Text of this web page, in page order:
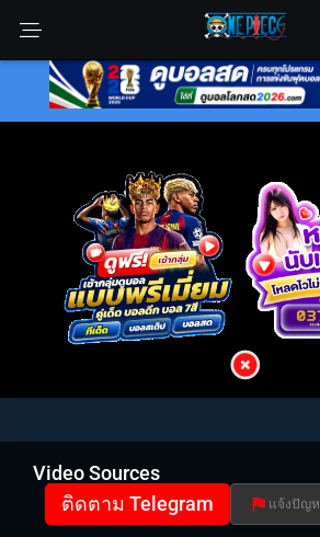
Video Sources
ติดตาม Telegram แจ้งปัญ